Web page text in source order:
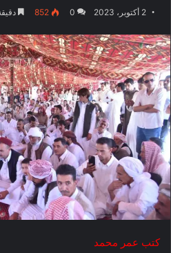
2 أكتوبر، 2023 0
852
كتب عمر محمد